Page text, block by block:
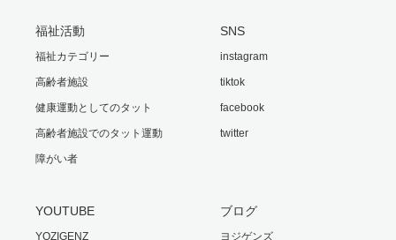
福祉活動
福祉カテゴリー
高齢者施設
健康運動としてのタット
高齢者施設でのタット運動
障がい者
SNS
instagram
tiktok
facebook
twitter
YOUTUBE
YOZIGENZ
ブログ
ヨジゲンズ